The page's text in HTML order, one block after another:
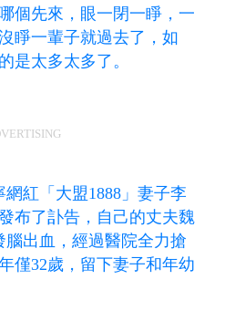
個先來，眼一閉一睜，一
睜一輩子就過去了，如
是太多太多了。
網紅「大盟1888」妻子李
布了訃告，自己的丈夫魏
腦出血，經過醫院全力搶
僅32歲，留下妻子和年幼